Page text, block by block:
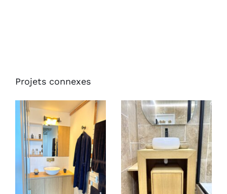
Projets connexes